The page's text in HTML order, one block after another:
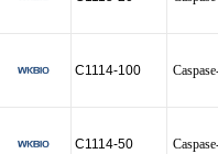
C1114-100
C1114-50